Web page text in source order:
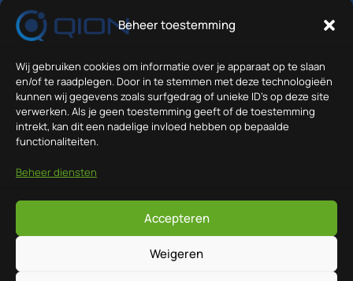
Beheer toestemming
Wij gebruiken cookies om informatie over je apparaat op te slaan
en/of te raadplegen. Door in te stemmen met deze technologieën
kunnen wij gegevens zoals surfgedrag of unieke ID's op deze site
verwerken. Als je geen toestemming geeft of de toestemming
intrekt, kan dit een nadelige invloed hebben op bepaalde
functionaliteiten.
Beheer diensten
Accepteren
Weigeren
Accountgegevens
Winkelwagen
Verzenden en Retour
Algemene voorwaarden
Contact
Anodeweg 1 - 36